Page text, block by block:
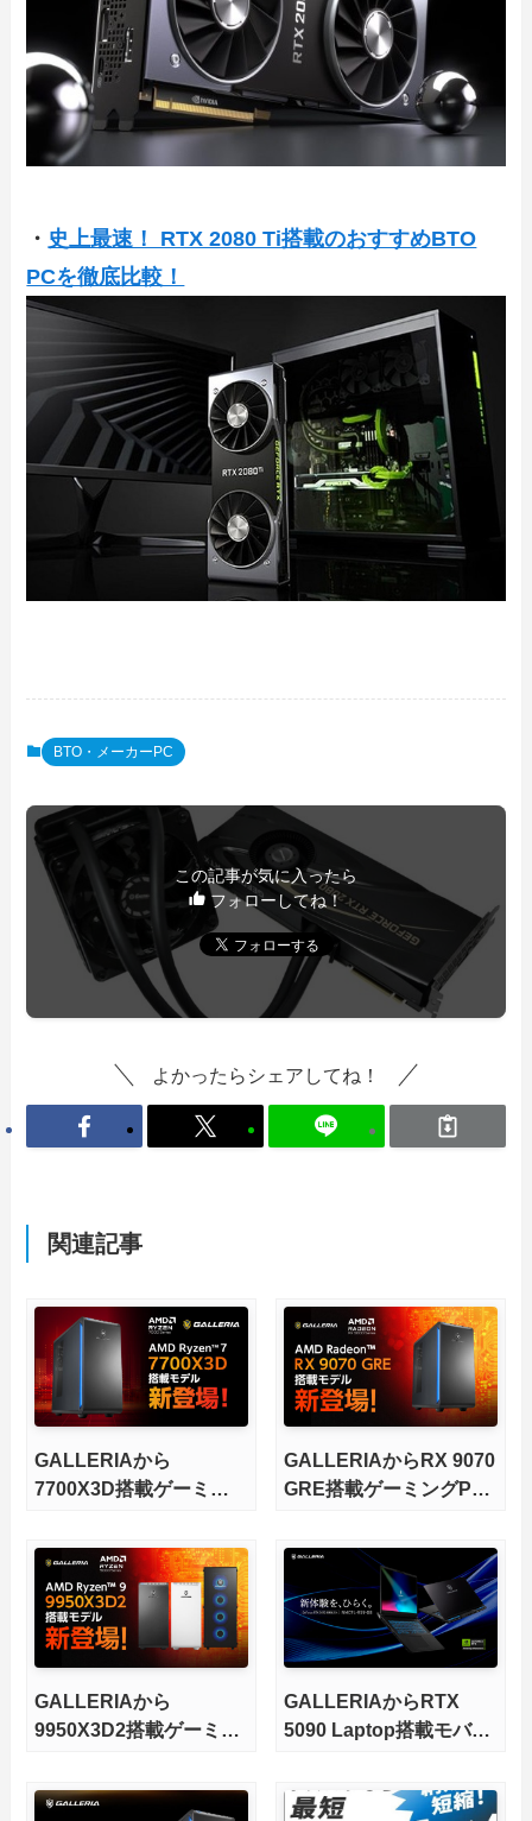
・ 史上最速！ RTX 2080 Ti搭載のおすすめBTO
PCを徹底比較！
BTO・メーカーPC
この記事が気に入ったら
フォローしてね！
よかったらシェアしてね！
関連記事
GALLERIAから
7700X3D搭載ゲーミン
GALLERIAからRX 9070
GRE搭載ゲーミングPC
GALLERIAから
9950X3D2搭載ゲーミン
GALLERIAからRTX
5090 Laptop搭載モバイ